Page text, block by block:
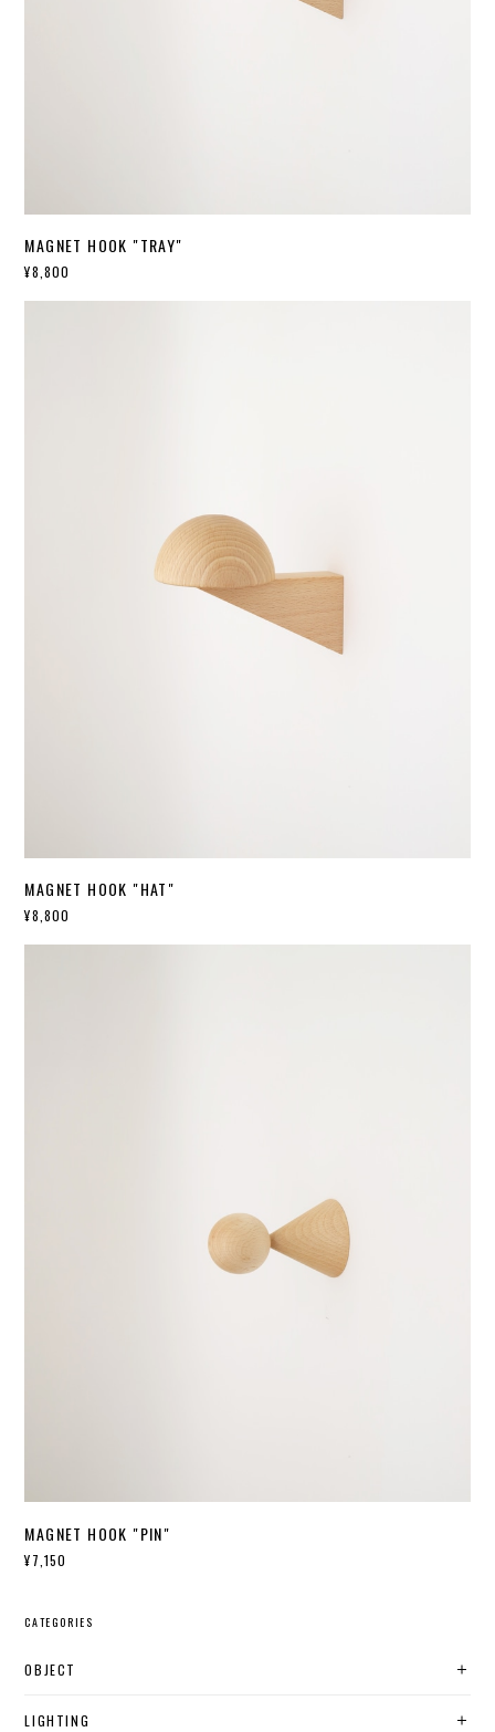
MAGNET HOOK "TRAY"
¥8,800
MAGNET HOOK "HAT"
¥8,800
MAGNET HOOK "PIN"
¥7,150
CATEGORIES
OBJECT
LIGHTING